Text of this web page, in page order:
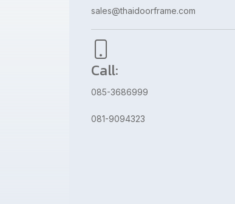
sales@thaidoorframe.com
Call:
085-3686999
081-9094323